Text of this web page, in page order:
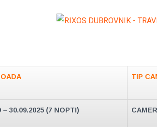
TIP
– 30.09.2025 (7 NOPTI)